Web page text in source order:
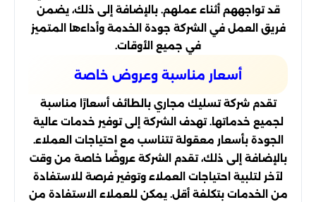
قد تواجههم أثناء عملهم. بالإضافة إلى ذلك، يضمن
فريق العمل في الشركة جودة الخدمة وأداءها المتميز
في جميع الأوقات.
أسعار مناسبة وعروض خاصة
تقدم شركة تسليك مجاري بالطائف أسعارًا مناسبة
لجميع خدماتها. تهدف الشركة إلى توفير خدمات عالية
الجودة بأسعار معقولة تتناسب مع احتياجات العملاء.
بالإضافة إلى ذلك، تقدم الشركة عروضًا خاصة من وقت
لآخر لتلبية احتياجات العملاء وتوفير فرصة للاستفادة
من الخدمات بتكلفة أقل. يمكن للعملاء الاستفادة من